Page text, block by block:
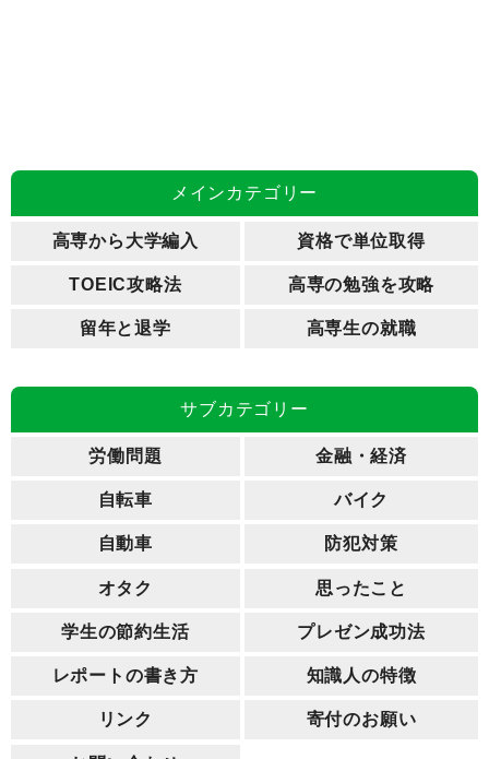
メインカテゴリー
高専から大学編入 資格で単位取得
TOEIC攻略法 高専の勉強を攻略
留年と退学 高専生の就職
サブカテゴリー
労働問題 金融・経済
自転車 バイク
自動車 防犯対策
オタク 思ったこと
学生の節約生活 プレゼン成功法
レポートの書き方 知識人の特徴
リンク 寄付のお願い